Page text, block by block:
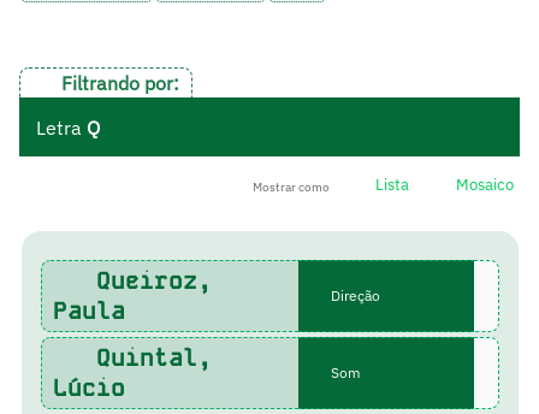
Filtrando por:
Letra Q
Mostrar como Lista Mosaico
Queiroz,
Paula
Direção
Quintal,
Lúcio
Som